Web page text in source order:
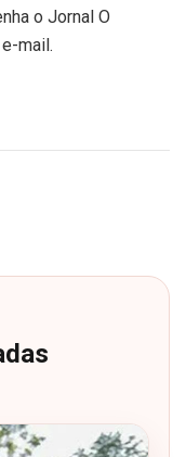
o Jornal O
mail.